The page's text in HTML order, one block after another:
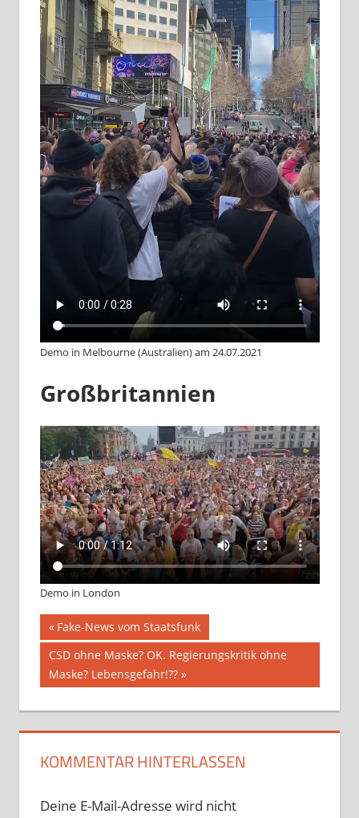
Demo in Melbourne (Australien) am 24.07.2021
Großbritannien
Demo in London
Beitragsnavigation
Vorheriger
Beitrag:
Fake-News vom Staatsfunk
Nächster
Beitrag:
CSD ohne Maske? OK. Regierungskritik ohne
Maske? Lebensgefahr!??
KOMMENTAR HINTERLASSEN
Deine E-Mail-Adresse wird nicht